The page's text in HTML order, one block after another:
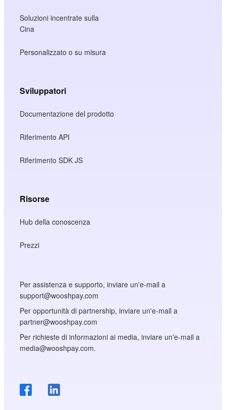
Soluzioni incentrate sulla
Cina
Personalizzato o su misura
Sviluppatori
Documentazione del prodotto
Riferimento API
Riferimento SDK JS
Risorse
Hub della conoscenza
Prezzi
Per assistenza e supporto, inviare un'e-mail a
support@wooshpay.com
Per opportunità di partnership, inviare un'e-mail a
partner@wooshpay.com
Per richieste di informazioni ai media, inviare un'e-mail a
media@wooshpay.com.